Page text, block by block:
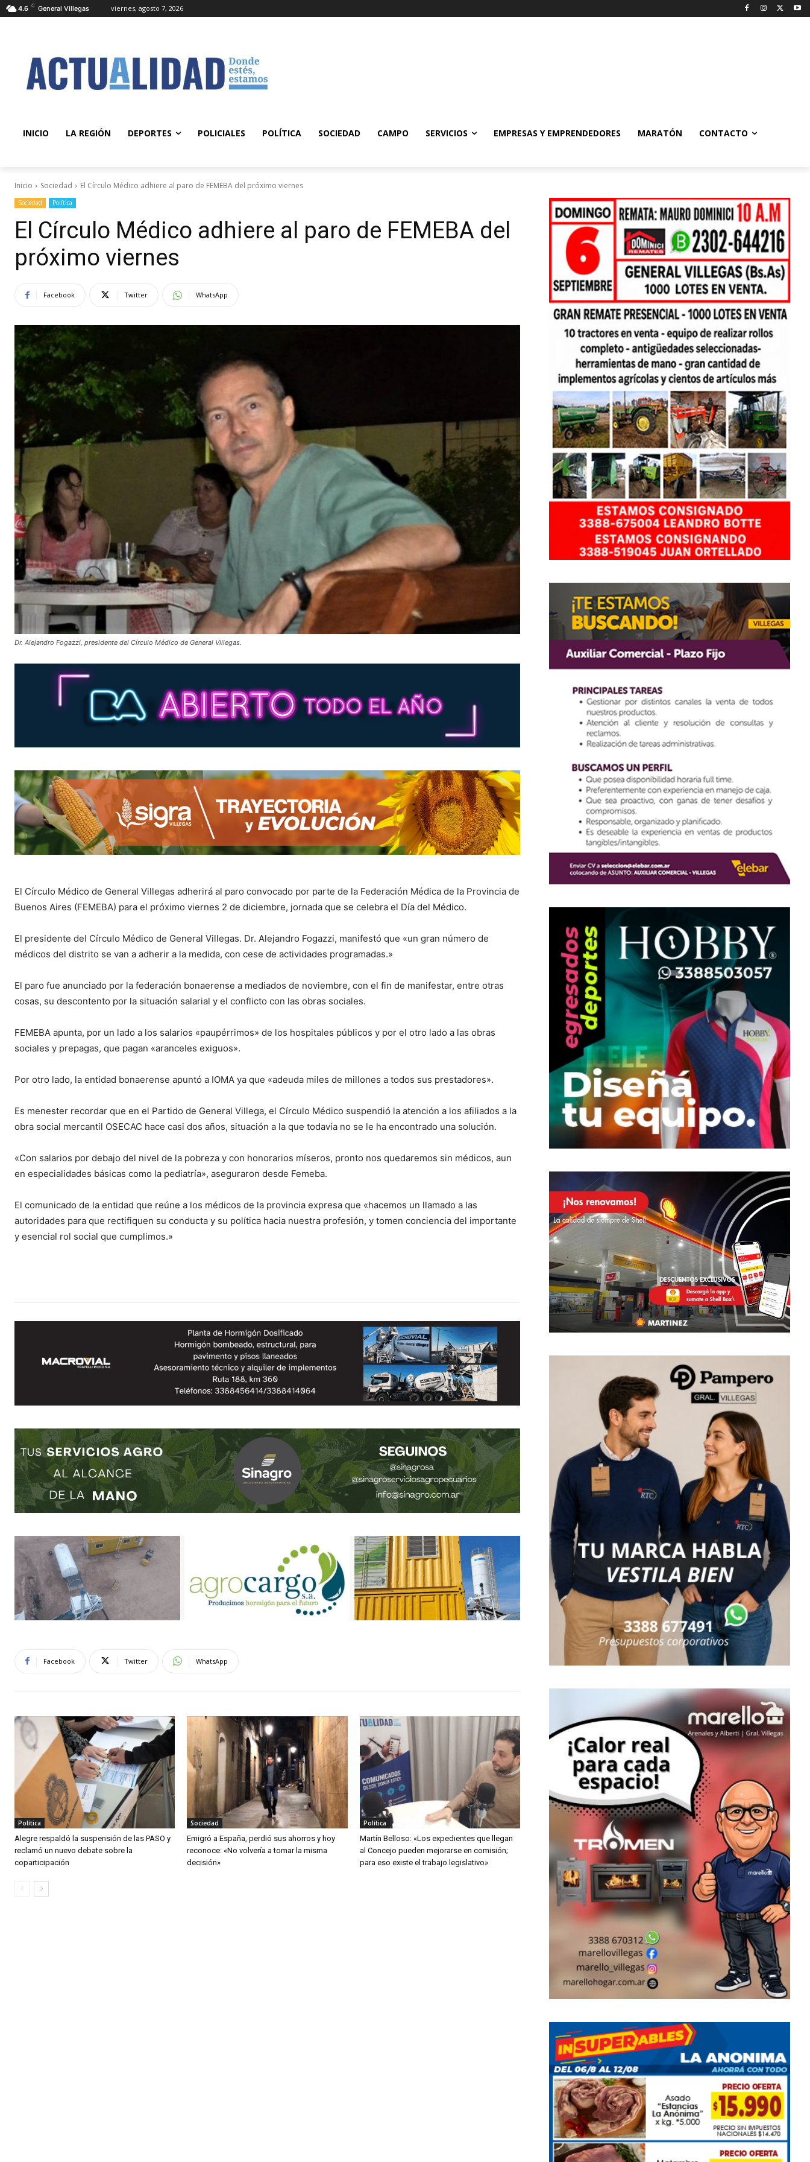
4.6 C General Villegas viernes, agosto 7, 2026
INICIO LA REGIÓN DEPORTES POLICIALES POLÍTICA SOCIEDAD CAMPO SERVICIOS EMPRESAS Y EMPRENDEDORES MARATÓN CONTACTO
Inicio Sociedad El Círculo Médico adhiere al paro de FEMEBA del próximo viernes
Sociedad Política
El Círculo Médico adhiere al paro de FEMEBA del
próximo viernes
Facebook Twitter WhatsApp
Dr. Alejandro Fogazzi, presidente del Círculo Médico de General Villegas.
El Círculo Médico de General Villegas adherirá al paro convocado por parte de la Federación Médica de la Provincia de
Buenos Aires (FEMEBA) para el próximo viernes 2 de diciembre, jornada que se celebra el Día del Médico.
El presidente del Círculo Médico de General Villegas. Dr. Alejandro Fogazzi, manifestó que «un gran número de
médicos del distrito se van a adherir a la medida, con cese de actividades programadas.»
El paro fue anunciado por la federación bonaerense a mediados de noviembre, con el fin de manifestar, entre otras
cosas, su descontento por la situación salarial y el conflicto con las obras sociales.
FEMEBA apunta, por un lado a los salarios «paupérrimos» de los hospitales públicos y por el otro lado a las obras
sociales y prepagas, que pagan «aranceles exiguos».
Por otro lado, la entidad bonaerense apuntó a IOMA ya que «adeuda miles de millones a todos sus prestadores».
Es menester recordar que en el Partido de General Villega, el Círculo Médico suspendió la atención a los afiliados a la
obra social mercantil OSECAC hace casi dos años, situación a la que todavía no se le ha encontrado una solución.
«Con salarios por debajo del nivel de la pobreza y con honorarios míseros, pronto nos quedaremos sin médicos, aun
en especialidades básicas como la pediatría», aseguraron desde Femeba.
El comunicado de la entidad que reúne a los médicos de la provincia expresa que «hacemos un llamado a las
autoridades para que rectifiquen su conducta y su política hacia nuestra profesión, y tomen conciencia del importante
y esencial rol social que cumplimos.»
Facebook Twitter WhatsApp
Política
Alegre respaldó la suspensión de las PASO y
reclamó un nuevo debate sobre la
coparticipación
Sociedad
Emigró a España, perdió sus ahorros y hoy
reconoce: «No volvería a tomar la misma
decisión»
Política
Martín Belloso: «Los expedientes que llegan
al Concejo pueden mejorarse en comisión;
para eso existe el trabajo legislativo»